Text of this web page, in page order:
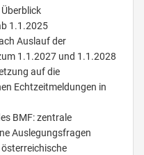
1.1.2025
Auslauf der
1.1.2027 und 1.1.2028
auf die
Echtzeitmeldungen in
BMF: zentrale
Auslegungsfragen